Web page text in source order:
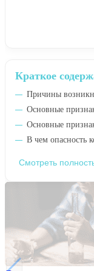
Краткое
Причины
Основные
Основные
В чем опасность
Смотреть